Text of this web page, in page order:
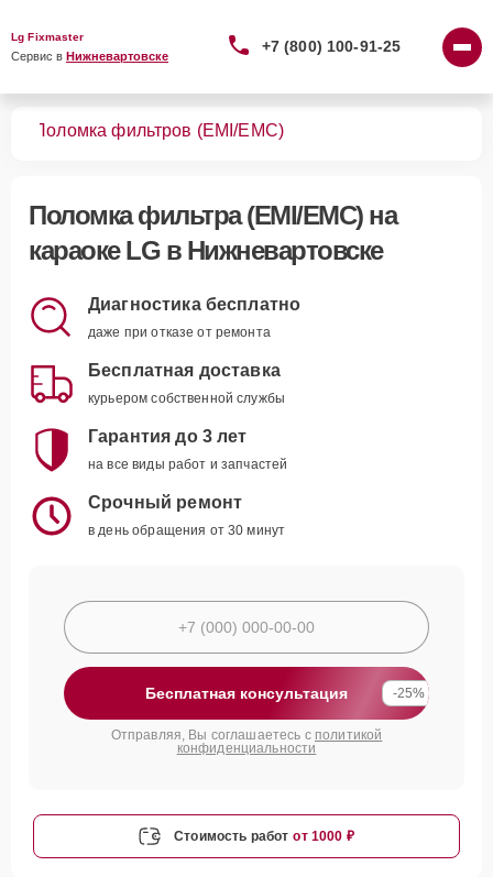
Lg Fixmaster
Сервис в Нижневартовске
+7 (800) 100-91-25
Поломка фильтров (EMI/EMC)
Поломка фильтра (EMI/EMC)на
караоке LG в Нижневартовске
Диагностика бесплатно
даже при отказе от ремонта
Бесплатная доставка
курьером собственной службы
Гарантия до 3 лет
на все виды работ и запчастей
Срочный ремонт
в день обращения от 30 минут
Бесплатная консультация -25%
Отправляя, Вы соглашаетесь с политикой
конфиденциальности
Стоимость работ от 1000 ₽